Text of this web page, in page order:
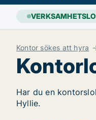
Kontor sökes att hyra
Har du en
Hyllie.